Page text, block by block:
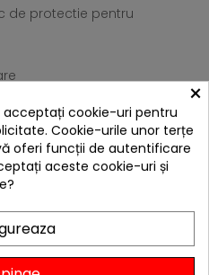
de protectie pentru
ACEST
CUMPARAT SI:
×
acceptați cookie-uri pentru
Cookie-urile unor terțe
oferi funcții de autentificare
aceste cookie-uri și